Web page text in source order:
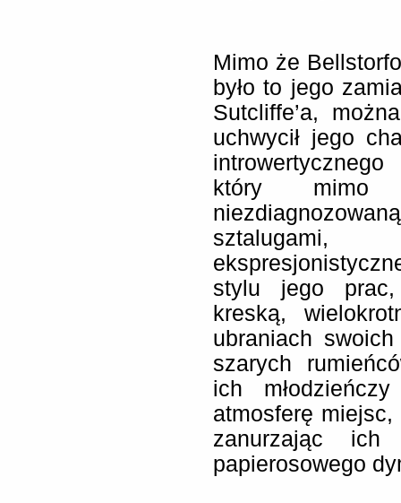
Mimo że
było to jego
Sutcliffe’a,
uchwycił jego
który mimo
sztalugami,
stylu jego prac,
kreską,
ubraniach
szarych
ich
atmosferę miejsc,
zanurzając
papierosowego